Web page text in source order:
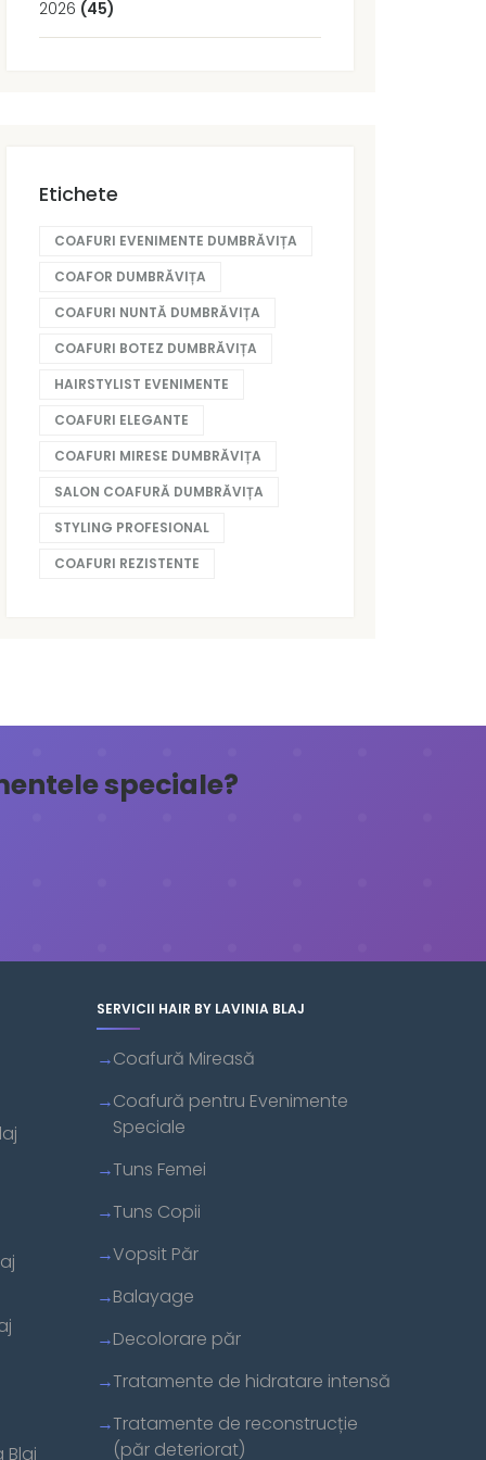
2026 (45)
Etichete
COAFURI EVENIMENTE DUMBRĂVIȚA
COAFOR DUMBRĂVIȚA
COAFURI NUNTĂ DUMBRĂVIȚA
COAFURI BOTEZ DUMBRĂVIȚA
HAIRSTYLIST EVENIMENTE
COAFURI ELEGANTE
COAFURI MIRESE DUMBRĂVIȚA
SALON COAFURĂ DUMBRĂVIȚA
STYLING PROFESIONAL
COAFURI REZISTENTE
speciale?
Blaj
SERVICII HAIR BY LAVINIA BLAJ
Coafură Mireasă
Coafură pentru Evenimente
Speciale
Tuns Femei
Tuns Copii
Vopsit Păr
Balayage
Decolorare păr
Tratamente de hidratare intensă
Tratamente de reconstrucție
(păr deteriorat)